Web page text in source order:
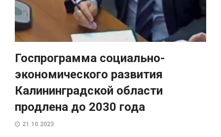
Госпрограмма социально-
экономического развития
Калининградской области
продлена до 2030 года
21.10.2023